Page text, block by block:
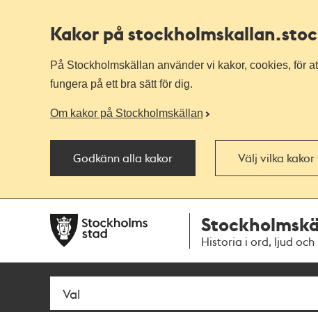
Kakor på stockholmskallan
På Stockholmskällan använder vi kakor, cookies, för
fungera på ett bra sätt för dig.
Om kakor på Stockholmskällan
Godkänn alla kakor Välj vilka
navigationen
huvudinnehållet
Historia i ord, ljud och
Sök